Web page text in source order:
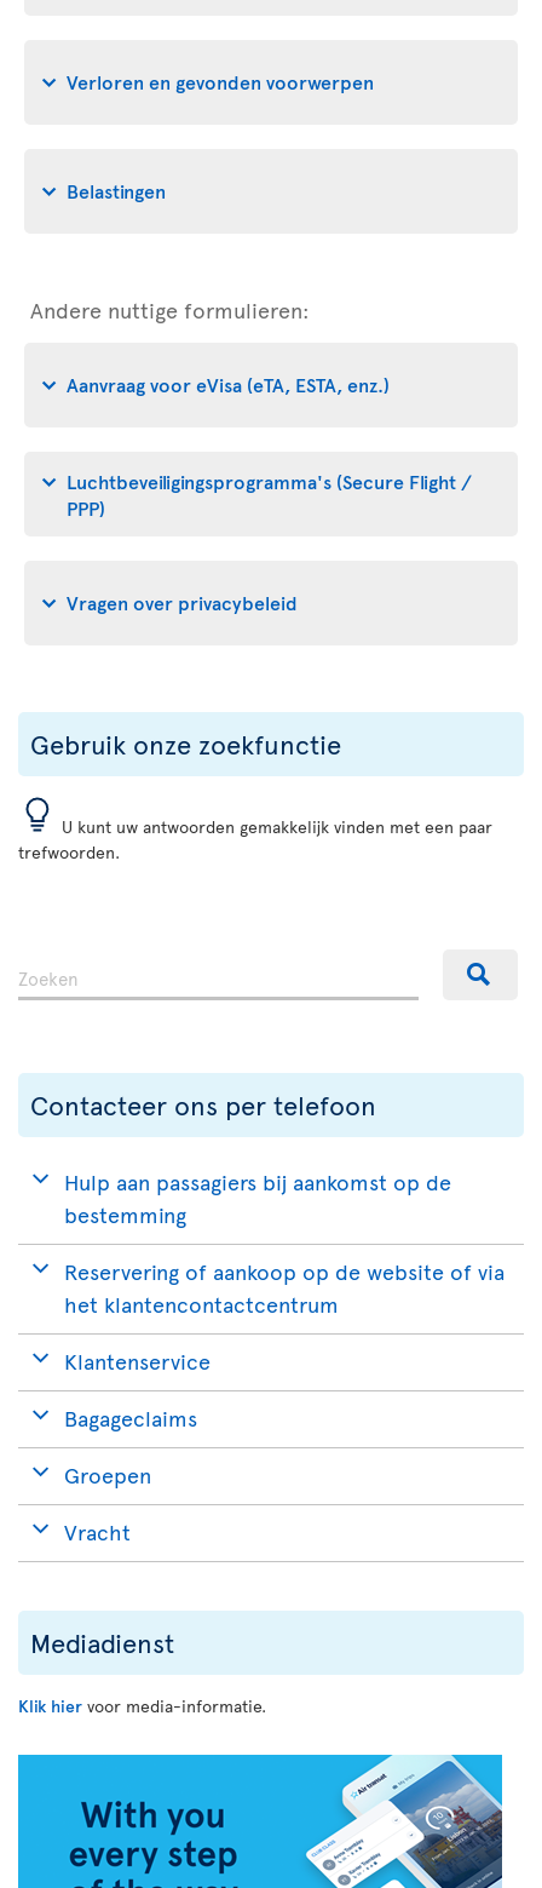
Verloren en gevonden voorwerpen
Belastingen
Andere nuttige formulieren:
Aanvraag voor eVisa (eTA, ESTA, enz.)
Luchtbeveiligingsprogramma's (Secure Flight /
PPP)
Vragen over privacybeleid
Gebruik onze zoekfunctie
U kunt uw antwoorden gemakkelijk vinden met een paar
trefwoorden.
Contacteer ons per telefoon
Hulp aan passagiers bij aankomst op de
bestemming
Reservering of aankoop op de website of via
het klantencontactcentrum
Klantenservice
Bagageclaims
Groepen
Vracht
Mediadienst
Klik hier voor media-informatie.